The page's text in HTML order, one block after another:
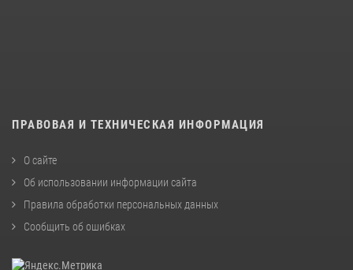
ПРАВОВАЯ И ТЕХНИЧЕСКАЯ ИНФОРМАЦИЯ
О сайте
Об использовании информации сайта
Правила обработки персональных данных
Сообщить об ошибках